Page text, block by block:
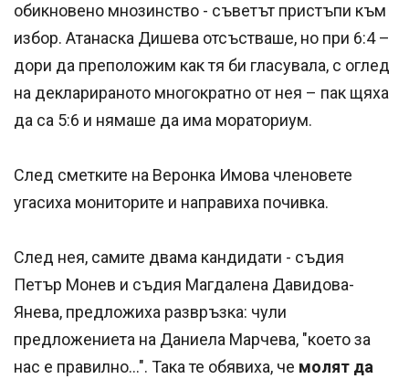
обикновено мнозинство - съветът пристъпи към
избор. Атанаска Дишева отсъстваше, но при 6:4 –
дори да преположим как тя би гласувала, с оглед
на декларираното многократно от нея – пак щяха
да са 5:6 и нямаше да има мораториум.
След сметките на Веронка Имова членовете
угасиха мониторите и направиха почивка.
След нея, самите двама кандидати - съдия
Петър Монев и съдия Магдалена Давидова-
Янева, предложиха развръзка: чули
предложениета на Даниела Марчева, "което за
нас е правилно...". Така те обявиха, че молят да